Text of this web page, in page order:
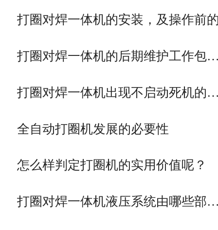
打圈对焊一体机的安装，及操作前
打圈对焊一体机的后期维护工作包
打圈对焊一体机出现不启动死机的
全自动打圈机发展的必要性
怎么样判定打圈机的实用价值呢？
打圈对焊一体机液压系统由哪些部